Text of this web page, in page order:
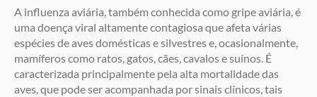
A influenza aviária, também conhecida como gripe aviária, é
uma doença viral altamente contagiosa que afeta várias
espécies de aves domésticas e silvestres e, ocasionalmente,
mamíferos como ratos, gatos, cães, cavalos e suínos. É
caracterizada principalmente pela alta mortalidade das
aves, que pode ser acompanhada por sinais clínicos, tais